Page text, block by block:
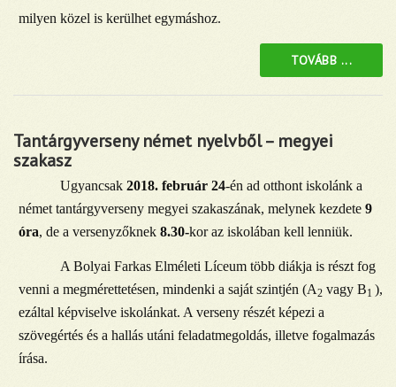
milyen közel is kerülhet egymáshoz.
TOVÁBB ...
Tantárgyverseny német nyelvből – megyei
szakasz
Ugyancsak2018. február 24-én ad otthont iskolánk a
német tantárgyverseny megyei szakaszának, melynek kezdete 9
óra, de a versenyzőknek 8.30-kor az iskolában kell lenniük.
A Bolyai Farkas Elméleti Líceum több diákja is részt fog
venni a megmérettetésen, mindenki a saját szintjén (A2 vagy B1 ),
ezáltal képviselve iskolánkat. A verseny részét képezi a
szövegértés és a hallás utáni feladatmegoldás, illetve fogalmazás
írása.